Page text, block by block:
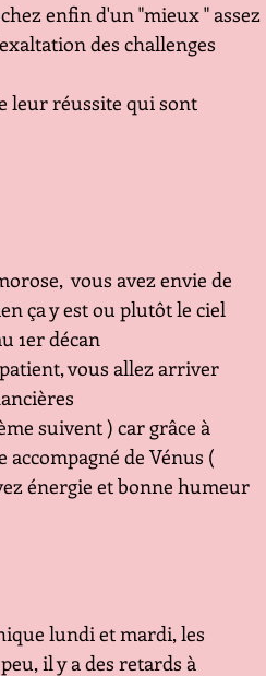
enfin d'un "mieux " assez
des challenges
leur réussite qui sont
vous avez envie de
ça y est ou plutôt le ciel
1er décan
vous allez arriver
suivent ) car grâce à
de Vénus (
énergie et bonne humeur
lundi et mardi, les
il y a des retards à